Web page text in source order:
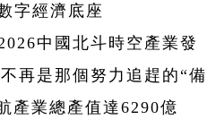
字經濟底座
中國北斗時空產業發
再是那個努力追趕的“備
產業總產值達6290億